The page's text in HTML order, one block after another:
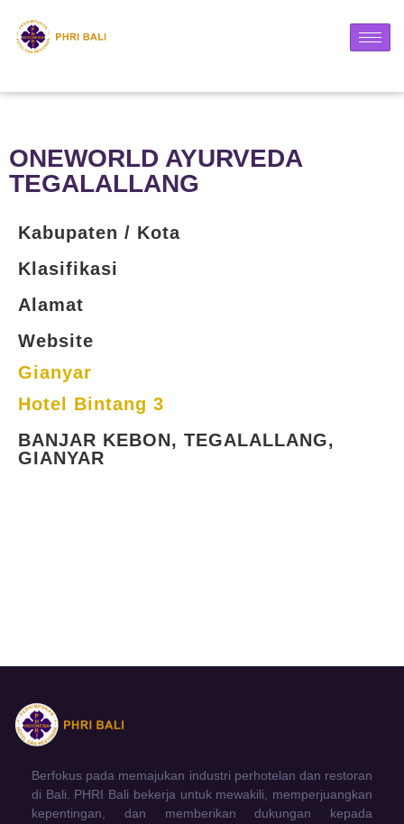
ONEWORLD AYURVEDA
TEGALALLANG
Kabupaten / Kota
Klasifikasi
Alamat
Website
Gianyar
Hotel Bintang 3
BANJAR KEBON, TEGALALLANG,
GIANYAR
Berfokus pada memajukan industri perhotelan dan restoran
di Bali. PHRI Bali bekerja untuk mewakili, memperjuangkan
kepentingan, dan memberikan dukungan kepada